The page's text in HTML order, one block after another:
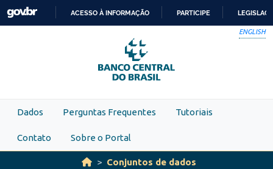
Skip to main content
PARA
O
CONTEÚDO
ACESSO À INFORMAÇÃO PARTICIPE
ENGLISH
Dados Perguntas Frequentes Tutoriais
Contato Sobre o Portal
Conjuntos de dados